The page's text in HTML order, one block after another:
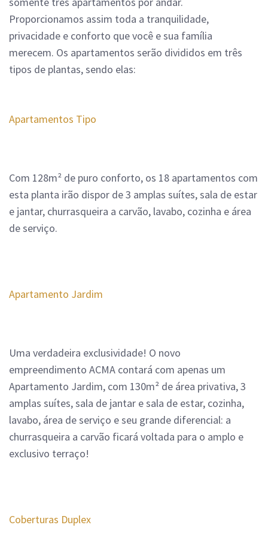
Proporcionamos assim toda a tranquilidade,
privacidade e conforto que você e sua família
merecem. Os apartamentos serão divididos em três
tipos de plantas, sendo elas:
Apartamentos Tipo
Com 128m² de puro conforto, os 18 apartamentos com
esta planta irão dispor de 3 amplas suítes, sala de estar
e jantar, churrasqueira a carvão, lavabo, cozinha e área
de serviço.
Apartamento Jardim
Uma verdadeira exclusividade! O novo
empreendimento ACMA contará com apenas um
Apartamento Jardim, com 130m² de área privativa, 3
amplas suítes, sala de jantar e sala de estar, cozinha,
lavabo, área de serviço e seu grande diferencial: a
churrasqueira a carvão ficará voltada para o amplo e
exclusivo terraço!
Coberturas Duplex